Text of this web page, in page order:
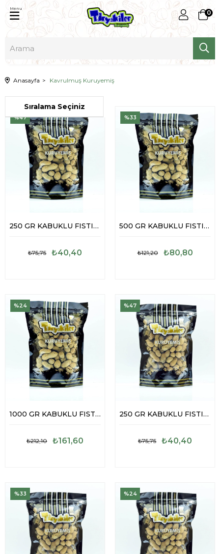
0
Menu
Anasayfa Kavrulmuş Kuruyemiş
250 GR KABUKLU FISTIK TUZLU
₺40,40
₺75,75
%47
500 GR KABUKLU FISTIK TUZLU
₺80,80
₺121,20
%33
1000 GR KABUKLU FISTIK TUZLU
₺161,60
₺212,10
%24
250 GR KABUKLU FISTIK TUZSUZ
₺40,40
₺75,75
%47
%33 %24